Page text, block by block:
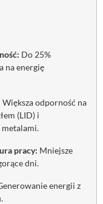
Do 25%
na energię
Większa odporność na
(LID) i
metalami.
pracy: Mniejsze
dni.
energii z